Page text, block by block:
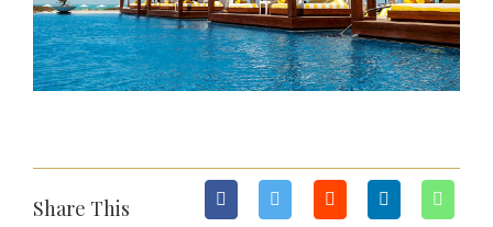
Share This